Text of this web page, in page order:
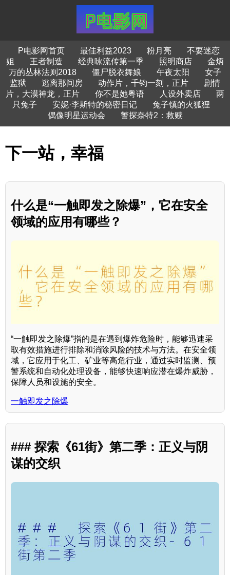
P电影网首页 最佳利益2023 粉月亮
不要迷恋
姐
王者制造 经典咏流传第一季 照明商店
金炳
万的丛林法则2018
僵尸脱衣舞娘 午夜太阳
女子
监狱
逃离那间房 动作片，千钧一刻，正片
剧情
片，大漠神龙，正片
你不是她粤语 人设外卖店
两
只兔子
安妮·李斯特的秘密日记
兔子镇的火狐狸
偶像明星运动会
警探奈特2：救赎
下一站，幸福
什么是“一触即发之除爆”，它在安全
领域的应用有哪些？
“一触即发之除爆”指的是在遇到爆炸危险时，能够迅速采
取有效措施进行排除和消除风险的技术与方法。在安全领
域，它应用于化工、矿业等高危行业，通过实时监测、预
警系统和自动化处理设备，能够快速响应潜在爆炸威胁，
保障人员和设施的安全。
一触即发之除爆
### 探索《61街》第二季：正义与阴
谋的交织